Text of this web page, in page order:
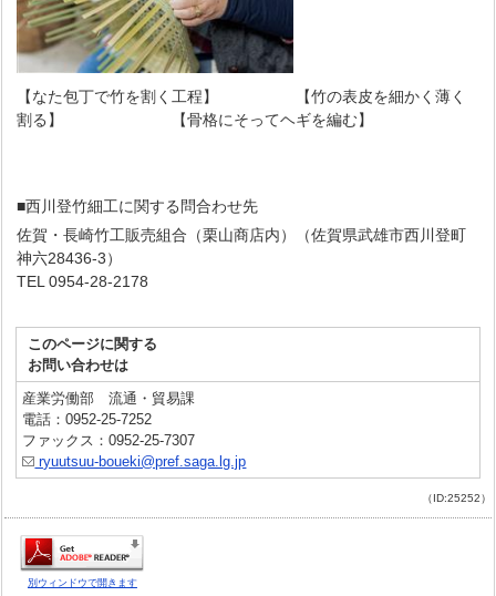
【なた包丁で竹を割く工程】 【竹の表皮を細かく薄く
割る】 【骨格にそってヘギを編む】
■西川登竹細工に関する問合わせ先
佐賀・長崎竹工販売組合（栗山商店内）（佐賀県武雄市西川登町
神六28436-3）
TEL 0954-28-2178
このページに関する
お問い合わせは
産業労働部 流通・貿易課
電話：0952-25-7252
ファックス：0952-25-7307
ryuutsuu-boueki@pref.saga.lg.jp
（ID:25252）
別ウィンドウで開きます